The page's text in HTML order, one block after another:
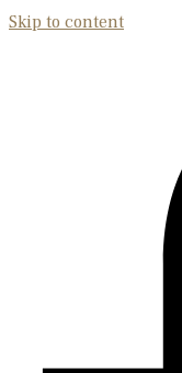
Skip to content